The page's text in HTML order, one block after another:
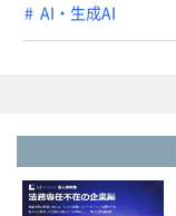
AI・生成AI